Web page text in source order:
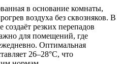
в основание комнаты,
воздуха без сквозняков. В
создаёт резких перепадов
для помещений, где
Оптимальная
26–28°C, что